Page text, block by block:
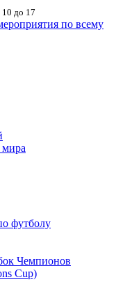
до 17
по всему
футболу
Чемпионов
Cup)